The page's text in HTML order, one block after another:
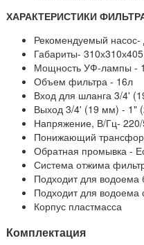
ХАРАКТЕРИСТИКИ
Рекомендуемый насос-
Габариты- 310х310х405
Мощность УФ-лампы -
Объем фильтра - 16л
Вход для шланга 3/4'
Выход 3/4' (19 мм) - 1"
Напряжение, В/Гц-
Понижающий
Обратная промывка -
Система отжима
Подходит для
Подходит для
Корпус пластмасса
Комплектация